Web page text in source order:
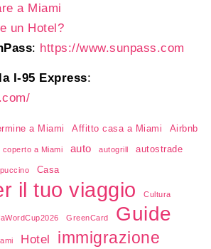
a Miami
un Hotel?
: https://www.sunpass.com
I-95 Express:
a Miami Affitto casa a Miami Airbnb
coperto a Miami auto autogrill autostrade
Casa
il tuo viaggio Cultura
GreenCard Guide
Hotel immigrazione